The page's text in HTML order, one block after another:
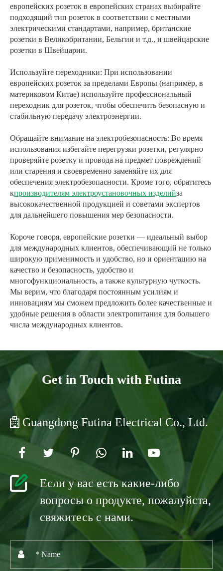
европейских розеток в европейских странах выбирайте
подходящий тип розеток в соответствии с местными
электрическими стандартами, например, британские
розетки в Великобритании, Бельгии и т.д., и швейцарские
розетки в Швейцарии.
Используйте переходники: При использовании
европейских розеток за пределами Европы (например, в
материковом Китае) используйте профессиональный
переходник для розеток, чтобы обеспечить безопасную и
стабильную передачу электроэнергии.
Обращайте внимание на электробезопасность: Во время
использования избегайте перегрузки розетки, регулярно
проверяйте розетку и провода на предмет повреждений
или старения и своевременно заменяйте их для
обеспечения электробезопасности. Кроме того, обратитесь
кпроизводителям электроустановочных изделийза
высококачественной продукцией и советами экспертов
для дальнейшего повышения мер безопасности.
Короче говоря, европейские розетки — идеальный выбор
для международных клиентов, обеспечивающий не только
широкую применимость и удобство, но и ориентацию на
качество и безопасность, удобство и
многофункциональность, а также культурную чуткость.
Мы верим, что благодаря постоянным усилиям и
инновациям мы сможем предложить более качественные и
удобные решения в области электропитания для большего
числа международных клиентов.
Get in Touch with Futina
Guangdong Futina Electrical Co., Ltd.
Если у вас есть какие-либо
вопросы о продукте, пожалуйста,
свяжитесь с нами.